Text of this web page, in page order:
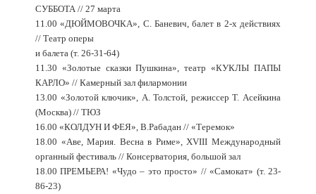
СУББОТА // 27 марта
11.00 «ДЮЙМОВОЧКА», С. Баневич, балет в 2-х действиях
// Театр оперы
и балета (т. 26-31-64)
11.30 «Золотые сказки Пушкина», театр «КУКЛЫ ПАПЫ
КАРЛО» // Камерный зал филармонии
13.00 «Золотой ключик», А. Толстой, режиссер Т. Асейкина
(Москва) // ТЮЗ
16.00 «КОЛДУН И ФЕЯ», В.Рабадан // «Теремок»
18.00 «Аве, Мария. Весна в Риме», XVIII Международный
органный фестиваль // Консерватория, большой зал
18.00 ПРЕМЬЕРА! «Чудо – это просто» // «Самокат» (т. 23-
86-23)